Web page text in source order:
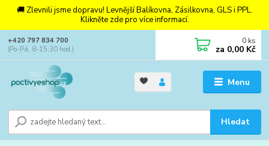
🚚 Zlevnili jsme dopravu! Levnější Balíkovna, Zásilkovna, GLS i PPL.
Klikněte zde pro více informací.
Menu
Hledat
+420 797 834 700
(Po-Pá, 8-15:30 hod.)
0 ks
za 0,00 Kč